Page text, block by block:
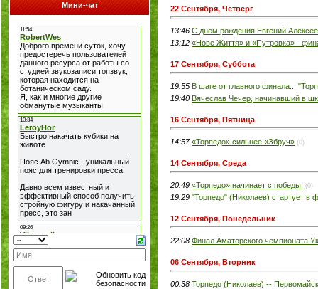
Мини-чат 22 Сентября, Четверг
13:46 С днем рождения Евгений
13:12 «Нове Життя» и «Путровка» -
17 Сентября, Суббота
19:55 В шаге от главного финала...
19:40 Вячеслав Чечер, начинавший в
16 Сентября, Пятница
14:57 «Торпедо» сильнее «Збруч» (0)
14 Сентября, Среда
20:49 «Торпедо» начинает с победы! (0)
19:29 "Торпедо" (Николаев) стартует в
12 Сентября, Понедельник
22:08 Финал Аматорского чемпионата
06 Сентября, Вторник
00:38 Торпедо (Николаев) --